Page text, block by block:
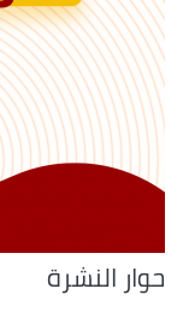
حوار النشرة